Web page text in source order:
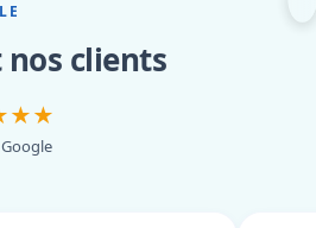
nos clients